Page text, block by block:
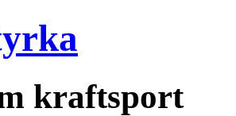
kraftsport